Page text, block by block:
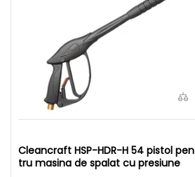
Cleancraft HSP-HDR-H 54 pistol pen
tru masina de spalat cu presiune